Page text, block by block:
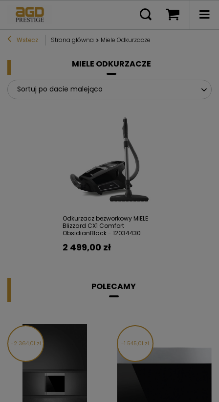
Wstecz Strona główna Miele Odkurzacze
MIELE ODKURZACZE
Sortuj po dacie malejąco
Odkurzacz bezworkowy MIELE
Blizzard CX1 Comfort
ObsidianBlack - 12034430
2 499,00 zł
POLECAMY
2 364,01 zł 1 545,01 zł